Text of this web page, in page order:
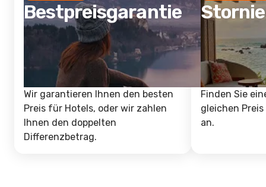
Bestpreisgarantie
Wir garantieren Ihnen den besten
Preis für Hotels, oder wir zahlen
Ihnen den doppelten
Differenzbetrag.
Finden Sie
gleichen
an.